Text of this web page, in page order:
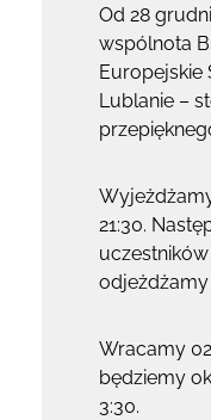
Od 28
wspólnota
Europejskie
Lublanie –
21:30.
odjeżdżamy
Wracamy
będziemy
3:30.